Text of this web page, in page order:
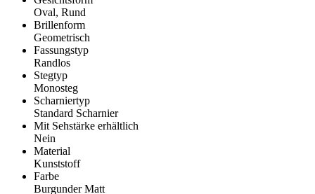
Oval, Rund
Brillenform
Geometrisch
Fassungstyp
Randlos
Stegtyp
Monosteg
Scharniertyp
Standard Scharnier
Mit Sehstärke erhältlich
Nein
Material
Kunststoff
Farbe
Burgunder Matt